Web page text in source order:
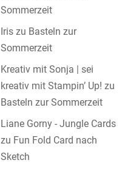
Sommerzeit
Iris zu Basteln zur
Sommerzeit
Kreativ mit Sonja | sei
kreativ mit Stampin’ Up! zu
Basteln zur Sommerzeit
Liane Gorny - Jungle Cards
zu Fun Fold Card nach
Sketch